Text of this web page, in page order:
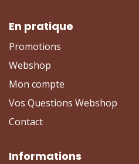
En pratique
Promotions
Webshop
Mon compte
Vos Questions Webshop
Contact
Informations